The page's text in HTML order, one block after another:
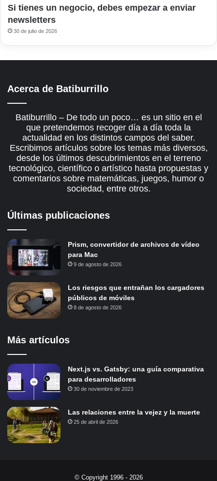
Si tienes un negocio, debes empezar a enviar
newsletters
30 de julio de 2026
Acerca de Batiburrillo
Batiburrillo – De todo un poco… es un sitio en el
que pretendemos recoger día a día toda la
actualidad en los distintos campos del saber.
Escribimos artículos sobre los temas más diversos,
desde los últimos descubrimientos en el terreno
tecnológico, científico o artístico hasta propuestas y
comentarios sobre matemáticas, juegos, humor o
sociedad, entre otros.
Últimas publicaciones
Prism, convertidor de archivos de vídeo
para Mac
9 de agosto de 2026
Los riesgos que entrañan los cargadores
públicos de móviles
8 de agosto de 2026
Más artículos
Next.js vs. Gatsby: una guía comparativa
para desarrolladores
30 de noviembre de 2023
Las relaciones entre la vejez y la muerte
25 de abril de 2026
© Copyright 1996 - 2026